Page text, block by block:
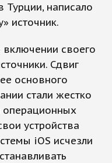
Турции, написало
источник.
включении своего
Сдвиг
основного
стали жестко
операционных
устройства
iOS исчезли